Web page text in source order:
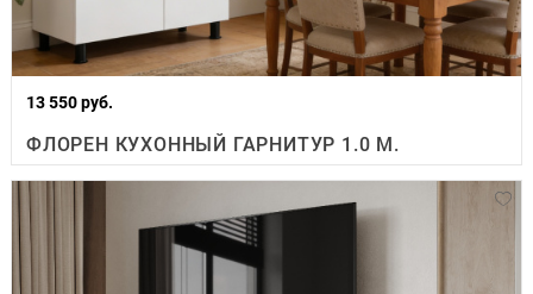
13 550 руб.
ФЛОРЕН КУХОННЫЙ ГАРНИТУР 1.0 М.